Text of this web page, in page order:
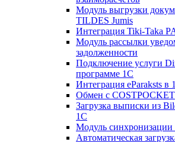
Модуль выгрузки
TILDES Jumis
Интеграция Tiki-Taka
Модуль рассылки
задолженности
Подключение услуги
программе 1С
Интеграция eParaksts в
Обмен с COSTPOCKET
Загрузка выписки из
1C
Модуль синхронизации
Автоматическая